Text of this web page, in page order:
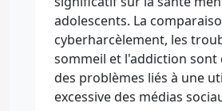
adolescents. La
cyberharcèlement, les
sommeil et l'addiction sont
des problèmes liés à une
excessive des médias